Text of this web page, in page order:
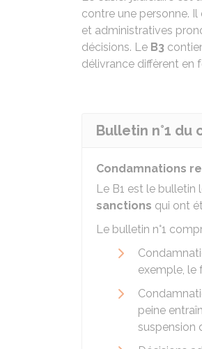
contre une personne. Il
et administratives
décisions. Le B3
délivrance diffèrent en
Bulletin n°1 du
Condamnations
Le B1 est le
sanctions qui ont
Le bulletin n°1
exemple, le
peine
suspension